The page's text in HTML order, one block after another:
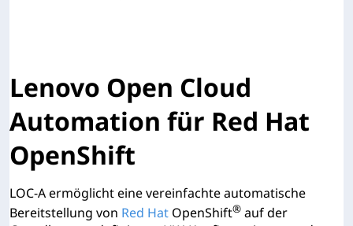
Lenovo Open Cloud
Automation für Red Hat
OpenShift
LOC-A ermöglicht eine vereinfachte automatische
Bereitstellung von Red Hat OpenShift® auf der